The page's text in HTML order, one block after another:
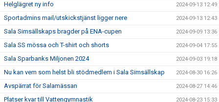
Helglägret ny info 2024-09-13 12:49
Sportadmins mail/utskickstjänst ligger nere 2024-09-13 12:43
Sala Simsällskaps bragder på ENA-cupen 2024-09-09 13:36
Sala SS mössa och T-shirt och shorts 2024-09-04 17:55
Sala Sparbanks Miljonen 2024 2024-09-03 19:18
Nu kan vem som helst bli stödmedlem i Sala Simsällskap 2024-08-30 16:26
Avspärrat för Salamässan 2024-08-27 14:46
Platser kvar till Vattengymnastik 2024-08-23 15:33